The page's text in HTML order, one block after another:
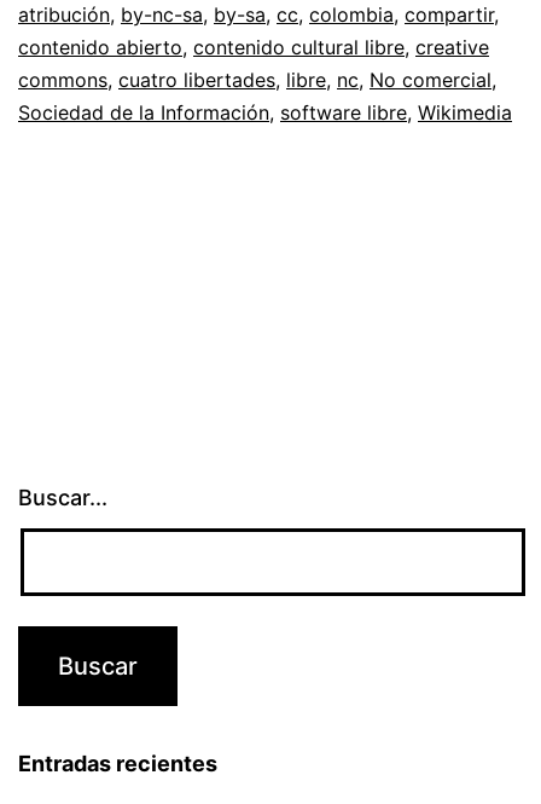
las
cuatro
libertades
atribución, by-nc-sa, by-sa, cc, colombia, compartir,
contenido abierto, contenido cultural libre, creative
commons, cuatro libertades, libre, nc, No comercial,
Sociedad de la Información, software libre, Wikimedia
Buscar...
Entradas recientes